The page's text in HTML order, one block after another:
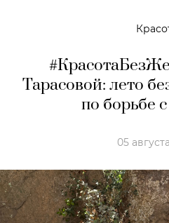
Тарасовой: лето
по борьбе
05